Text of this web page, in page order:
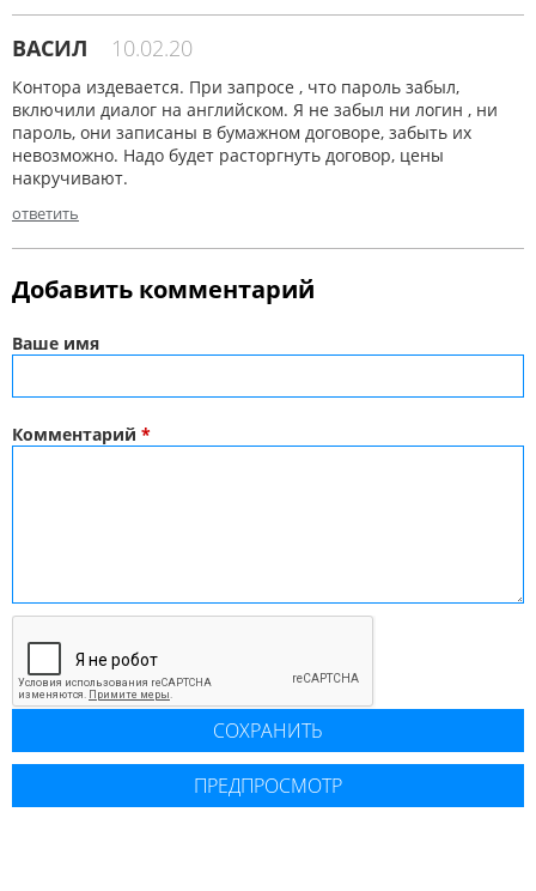
ВАСИЛ 10.02.20
Контора издевается. При запросе , что пароль забыл,
включили диалог на английском. Я не забыл ни логин , ни
пароль, они записаны в бумажном договоре, забыть их
невозможно. Надо будет расторгнуть договор, цены
накручивают.
ответить
Добавить комментарий
Ваше имя
Комментарий *